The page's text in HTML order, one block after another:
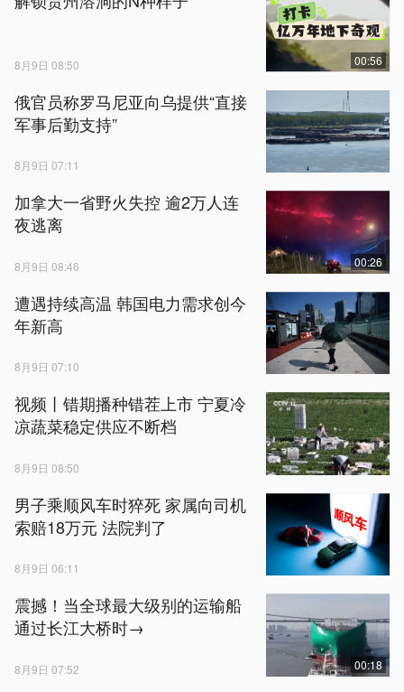
8月9日 08:50 00:56
俄官员称罗马尼亚向乌提供“直接
军事后勤支持”
8月9日 07:11
加拿大一省野火失控 逾2万人连
夜逃离
8月9日 08:46 00:26
遭遇持续高温 韩国电力需求创今
年新高
8月9日 07:10
视频丨错期播种错茬上市 宁夏冷
凉蔬菜稳定供应不断档
8月9日 08:50
男子乘顺风车时猝死 家属向司机
索赔18万元 法院判了
8月9日 06:11
震撼！当全球最大级别的运输船
通过长江大桥时→
8月9日 07:52 00:18